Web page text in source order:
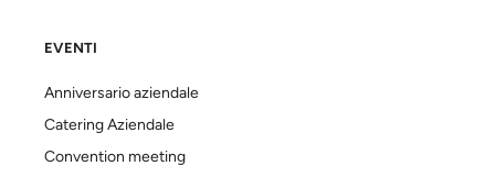
EVENTI
Anniversario aziendale
Catering Aziendale
Convention meeting